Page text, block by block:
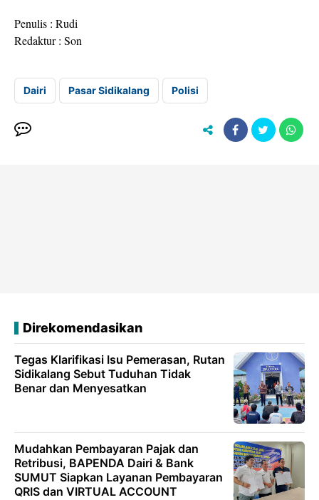
Penulis : Rudi
Redaktur : Son
Dairi Pasar Sidikalang Polisi
Direkomendasikan
Tegas Klarifikasi Isu Pemerasan, Rutan
Sidikalang Sebut Tuduhan Tidak
Benar dan Menyesatkan
Mudahkan Pembayaran Pajak dan
Retribusi, BAPENDA Dairi & Bank
SUMUT Siapkan Layanan Pembayaran
QRIS dan VIRTUAL ACCOUNT